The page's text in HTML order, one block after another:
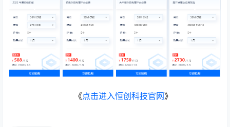
《点击进入恒创科技官网》